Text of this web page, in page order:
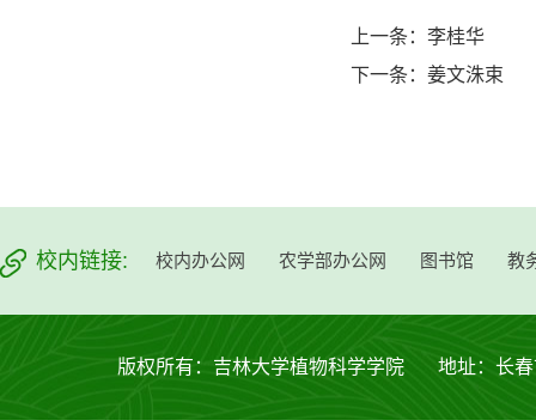
上一条： 李桂华
下一条： 姜文洙束
校内链接: 校内办公网 农学部办公网 图书馆 教
版权所有：吉林大学植物科学学院 地址：长